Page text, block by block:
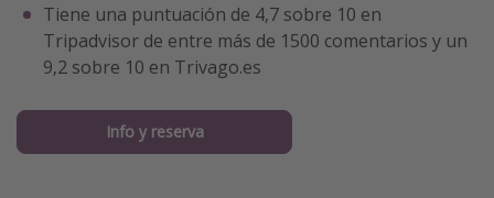
Tiene una puntuación de 4,7 sobre 10 en
Tripadvisor de entre más de 1500 comentarios y un
9,2 sobre 10 en Trivago.es
Info y reserva